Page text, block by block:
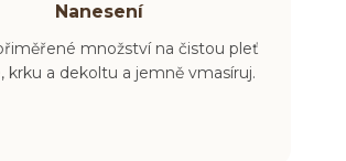
Nanesení
množství na čistou pleť
krku a dekoltu a jemně vmasíruj.